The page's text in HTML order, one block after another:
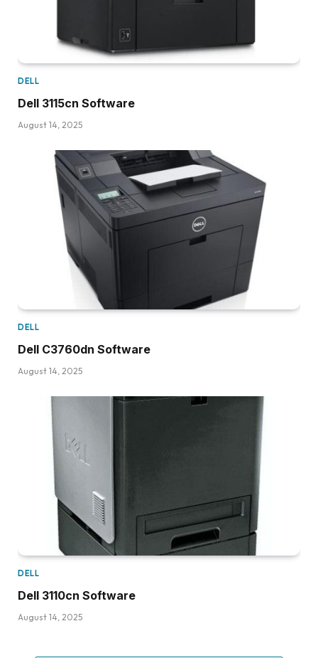
DELL
Dell 3115cn Software
August 14, 2025
DELL
Dell C3760dn Software
August 14, 2025
DELL
Dell 3110cn Software
August 14, 2025